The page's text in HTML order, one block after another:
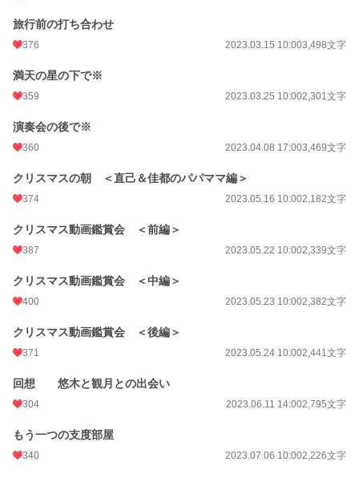
旅行前の打ち合わせ
376 2023.03.15 10:003,498文字
満天の星の下で※
359 2023.03.25 10:002,301文字
演奏会の後で※
360 2023.04.08 17:003,469文字
クリスマスの朝 ＜直己＆佳都のパパママ編＞
374 2023.05.16 10:002,182文字
クリスマス動画鑑賞会 ＜前編＞
387 2023.05.22 10:002,339文字
クリスマス動画鑑賞会 ＜中編＞
400 2023.05.23 10:002,382文字
クリスマス動画鑑賞会 ＜後編＞
371 2023.05.24 10:002,441文字
回想 悠木と観月との出会い
304 2023.06.11 14:002,795文字
もう一つの支度部屋
340 2023.07.06 10:002,226文字